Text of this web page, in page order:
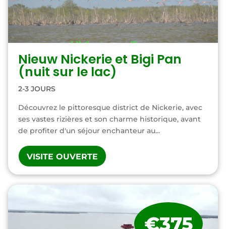
Nieuw Nickerie et Bigi Pan
(nuit sur le lac)
2-3 JOURS
Découvrez le pittoresque district de Nickerie, avec
ses vastes rizières et son charme historique, avant
de profiter d'un séjour enchanteur au...
VISITE OUVERTE
€375